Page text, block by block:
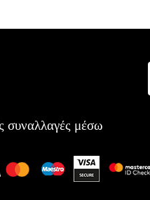
συναλλαγές μέσω